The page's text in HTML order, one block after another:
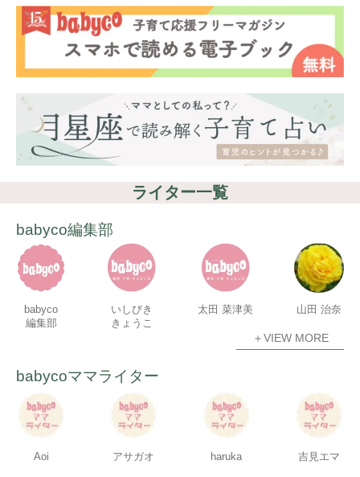
ライター一覧
babyco編集部
babyco
編集部
いしびき
きょうこ
太田 菜津美 山田 治奈
＋VIEW MORE
babycoママライター
Aoi アサガオ haruka 吉見エマ